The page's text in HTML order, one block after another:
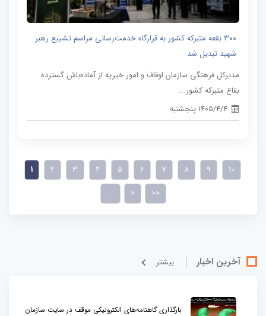
۳۰۰ بقعه متبرکه کشور به قرارگاه خدمت‌رسانی مراسم تشییع رهبر
شهید تبدیل شد
مدیرکل فرهنگی سازمان اوقاف و امور خیریه از آماده‌باش گسترده
بقاع متبرکه کشور...
1405/4/4 پنجشنبه
1 2 3 4 5 6 7 8 9
10
...
> >>
آخرین اخبار بيشتر
بارگذاری گاهنامه‌های الکترونیکی موقف در سایت سازمان